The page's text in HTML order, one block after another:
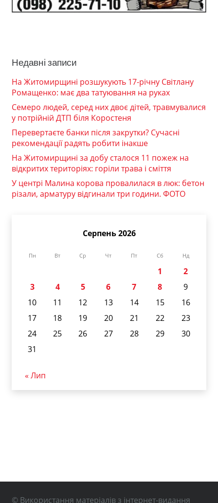
Недавні записи
На Житомирщині розшукують 17-річну Світлану
Ромащенко: має два татуювання на руках
Семеро людей, серед них двоє дітей, травмувалися
у потрійній ДТП біля Коростеня
Перевертаєте банки після закрутки? Сучасні
рекомендації радять робити інакше
На Житомирщині за добу сталося 11 пожеж на
відкритих територіях: горіли трава і сміття
У центрі Малина корова провалилася в люк: бетон
різали, арматуру відгинали три години. ФОТО
Серпень 2026
Пн Вт Ср Чт Пт Сб Нд
1
2
3
4 5 6 7 8
9
10
11 12 13 14 15
16
17
18 19 20 21 22
23
24
25 26 27 28 29
30
31
« Лип
© Використання матеріалів з інтернет-видання